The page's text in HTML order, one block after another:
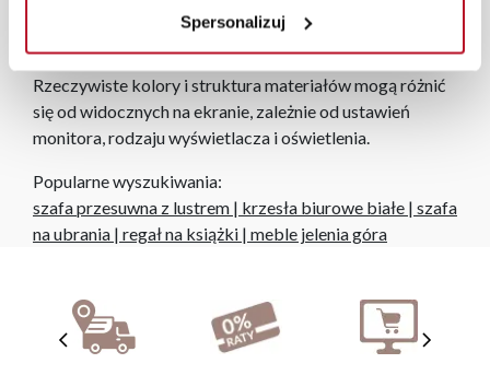
Spersonalizuj
Zdjęcia produktów mają charakter poglądowy.
Rzeczywiste kolory i struktura materiałów mogą różnić
się od widocznych na ekranie, zależnie od ustawień
monitora, rodzaju wyświetlacza i oświetlenia.
Popularne wyszukiwania:
szafa przesuwna z lustrem | krzesła biurowe białe | szafa
na ubrania | regał na książki | meble jelenia góra